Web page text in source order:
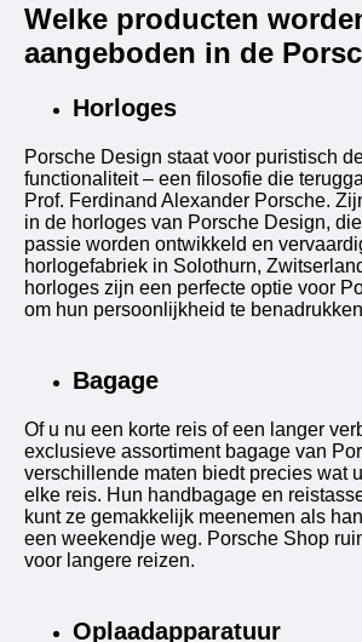
Welke producten
aangeboden in de
Horloges
Porsche Design staat voor puristisch
functionaliteit – een filosofie die
Prof. Ferdinand Alexander Porsche.
in de horloges van Porsche Design,
passie worden ontwikkeld en
horlogefabriek in Solothurn,
horloges zijn een perfecte optie voor
om hun persoonlijkheid te
Bagage
Of u nu een korte reis of een langer
exclusieve assortiment bagage van
verschillende maten biedt precies wat
elke reis. Hun handbagage en
kunt ze gemakkelijk meenemen als
een weekendje weg. Porsche Shop
voor langere reizen.
Oplaadapparatuur